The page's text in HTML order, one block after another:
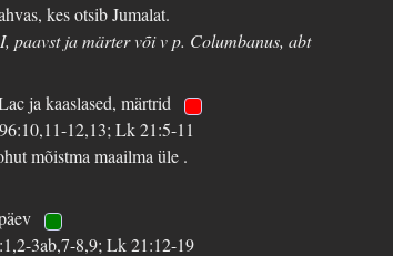
kes otsib Jumalat.
paavst ja märter või v p. Columbanus, abt
ja kaaslased, märtrid
12,13; Lk 21:5-11
mõistma maailma üle .
3ab,7-8,9; Lk 21:12-19